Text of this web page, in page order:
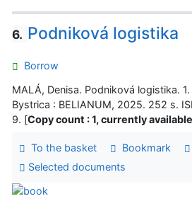
6. Podniková logistika
Borrow
MALÁ, Denisa. Podniková logistika.
Bystrica : BELIANUM, 2025. 252 s.
9. [Copy count : 1, currently
To the basket Bookmark
Selected documents